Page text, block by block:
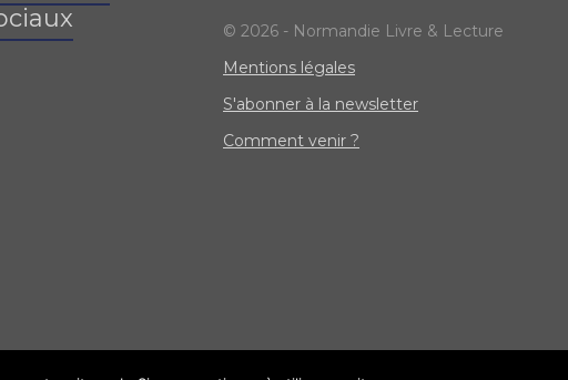
© 2026 - Normandie Livre & Lecture
Mentions légales
S'abonner à la newsletter
Comment venir ?